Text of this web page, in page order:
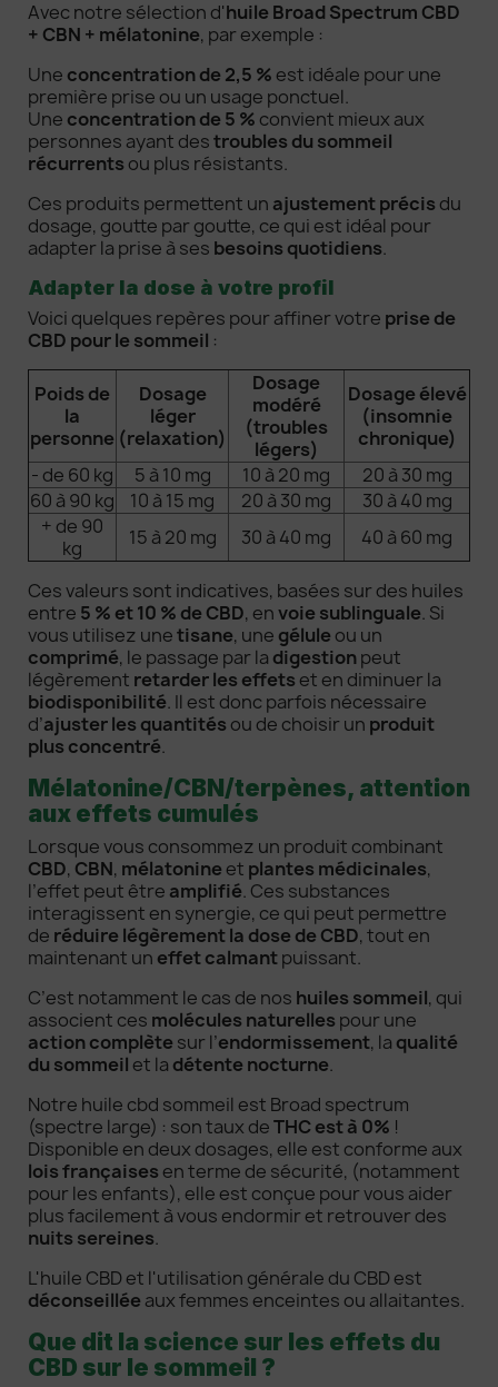
Avec notre sélection d'huile Broad Spectrum CBD
+ CBN + mélatonine, par exemple :
Une concentration de 2,5 % est idéale pour une
première prise ou un usage ponctuel.
Une concentration de 5 % convient mieux aux
personnes ayant destroubles du sommeil
récurrents ou plus résistants.
Ces produits permettent un ajustement précis du
dosage, goutte par goutte, ce qui est idéal pour
adapter la prise à ses besoins quotidiens.
Adapter la dose à votre profil
Voici quelques repères pour affiner votre prise de
CBD pour le sommeil :
Poids de
la
personne
Dosage
léger
(relaxation)
Dosage
modéré
(troubles
légers)
Dosage élevé
(insomnie
chronique)
- de 60 kg
5 à 10 mg 10 à 20 mg
20 à 30 mg
60 à 90 kg
10 à 15 mg 20 à 30 mg
30 à 40 mg
+ de 90
kg
15 à 20 mg 30 à 40 mg 40 à 60 mg
Ces valeurs sont indicatives, basées sur des huiles
entre 5 % et 10 % de CBD, envoie sublinguale. Si
vous utilisez unetisane, une gélule ou un
comprimé, le passage par la digestionpeut
légèrement retarder les effets et en diminuer la
biodisponibilité. Il est donc parfois nécessaire
d’ajuster les quantités ou de choisir un produit
plus concentré.
Mélatonine/CBN/terpènes, attention
aux effets cumulés
Lorsque vous consommez un produit combinant
CBD, CBN, mélatonine et plantes médicinales,
l’effet peut être amplifié. Ces substances
interagissent en synergie, ce qui peut permettre
de réduire légèrement la dose de CBD, tout en
maintenant un effet calmantpuissant.
C’est notamment le cas de nos huiles sommeil, qui
associent ces molécules naturelles pour une
action complète sur l’endormissement, la qualité
du sommeil et la détente nocturne.
Notre huile cbd sommeil est Broad spectrum
(spectre large) : son taux deTHC est à 0% !
Disponible en deux dosages, elle est conforme aux
lois françaises en terme de sécurité, (notamment
pour les enfants), elle est conçue pour vous aider
plus facilement à vous endormir et retrouver des
nuits sereines.
L'huile CBD et l'utilisation générale du CBD est
déconseillée aux femmes enceintes ou allaitantes.
Que dit la science sur les effets du
CBD sur le sommeil ?